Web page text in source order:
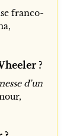
franco-
?
d’un